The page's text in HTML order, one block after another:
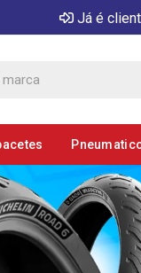
Já é